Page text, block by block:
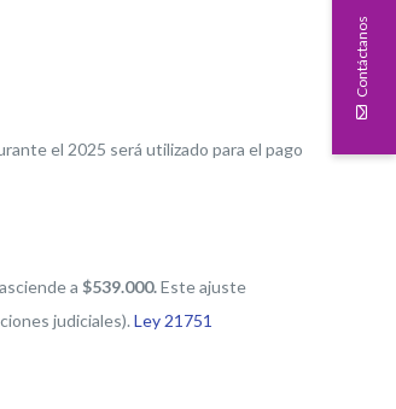
el 2025 será utilizado para el pago
a$539.000.Este ajuste
judiciales).Ley 21751
Contáctanos